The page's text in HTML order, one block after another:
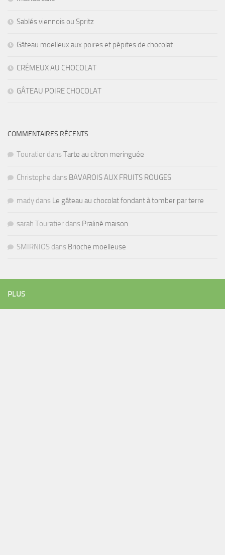
Sablés viennois ou Spritz
Gâteau moelleux aux poires et pépites de chocolat
CRÉMEUX AU CHOCOLAT
GÂTEAU POIRE CHOCOLAT
COMMENTAIRES RÉCENTS
Touratier dans Tarte au citron meringuée
Christophe dans BAVAROIS AUX FRUITS ROUGES
mady dans Le gâteau au chocolat fondant à tomber par terre
sarah Touratier dans Praliné maison
SMIRNIOS dans Brioche moelleuse
PLUS